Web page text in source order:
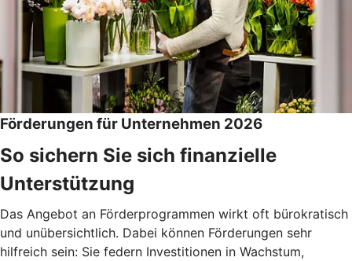
Förderungen für Unternehmen 2026
So sichern Sie sich finanzielle
Unterstützung
Das Angebot an Förderprogrammen wirkt oft bürokratisch
und unübersichtlich. Dabei können Förderungen sehr
hilfreich sein: Sie federn Investitionen in Wachstum,